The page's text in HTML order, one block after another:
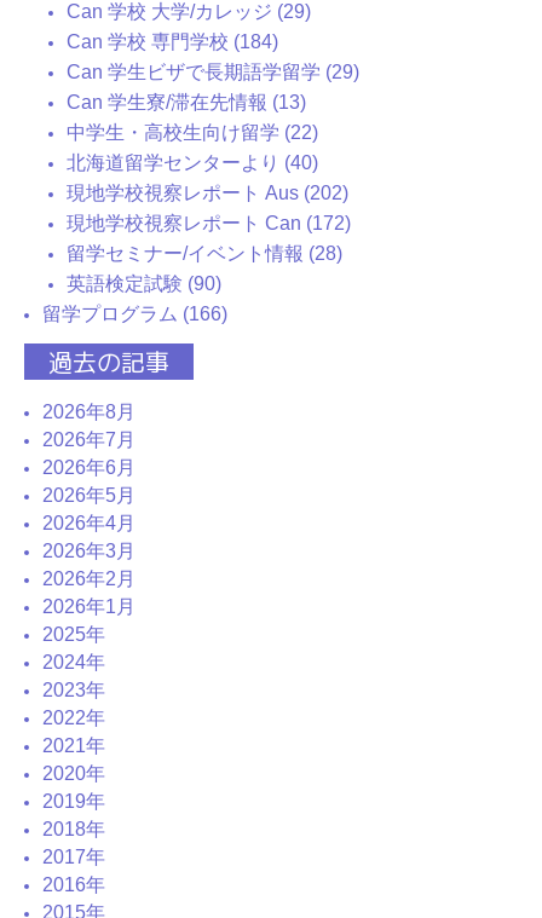
Can 学校 大学/カレッジ (29)
Can 学校 専門学校 (184)
Can 学生ビザで長期語学留学 (29)
Can 学生寮/滞在先情報 (13)
中学生・高校生向け留学 (22)
北海道留学センターより (40)
現地学校視察レポート Aus (202)
現地学校視察レポート Can (172)
留学セミナー/イベント情報 (28)
英語検定試験 (90)
留学プログラム (166)
過去の記事
2026年8月
2026年7月
2026年6月
2026年5月
2026年4月
2026年3月
2026年2月
2026年1月
2025年
2024年
2023年
2022年
2021年
2020年
2019年
2018年
2017年
2016年
2015年